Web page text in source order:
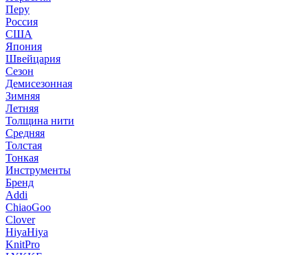
Перу
Россия
США
Япония
Швейцария
Сезон
Демисезонная
Зимняя
Летняя
Толщина нити
Средняя
Толстая
Тонкая
Инструменты
Бренд
Addi
ChiaoGoo
Clover
HiyaHiya
KnitPro